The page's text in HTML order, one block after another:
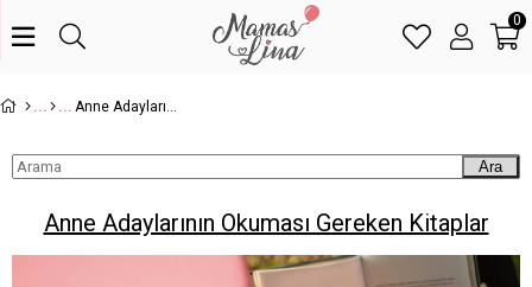
0
Anne Adaylarının Okuması Gereken Kitaplar
Ara
Anne Adaylarının Okuması Gereken Kitaplar